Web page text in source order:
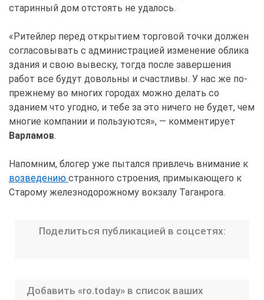
старинный дом отстоять не удалось.
«Ритейлер перед открытием торговой точки должен
согласовывать с администрацией изменение облика
здания и свою вывеску, тогда после завершения
работ все будут довольны и счастливы. У нас же по-
прежнему во многих городах можно делать со
зданием что угодно, и тебе за это ничего не будет, чем
многие компании и пользуются», — комментирует
Варламов.
Напомним, блогер уже пытался привлечь внимание к
возведению странного строения, примыкающего к
Старому железнодорожному вокзалу Таганрога.
Поделиться публикацией в соцсетях:
Добавить «ro.today» в список ваших